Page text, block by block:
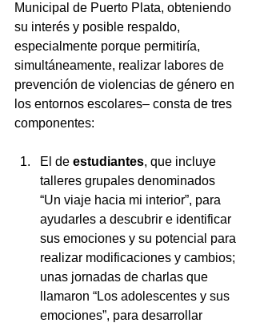
Municipal de Puerto Plata, obteniendo
su interés y posible respaldo,
especialmente porque permitiría,
simultáneamente, realizar labores de
prevención de violencias de género en
los entornos escolares– consta de tres
componentes:
El de estudiantes, que incluye
talleres grupales denominados
“Un viaje hacia mi interior”, para
ayudarles a descubrir e identificar
sus emociones y su potencial para
realizar modificaciones y cambios;
unas jornadas de charlas que
llamaron “Los adolescentes y sus
emociones”, para desarrollar